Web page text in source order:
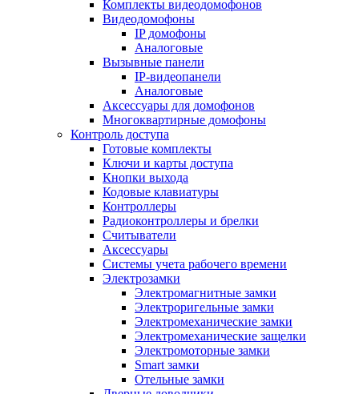
Комплекты видеодомофонов
Видеодомофоны
IP домофоны
Аналоговые
Вызывные панели
IP-видеопанели
Аналоговые
Аксессуары для домофонов
Многоквартирные домофоны
Контроль доступа
Готовые комплекты
Ключи и карты доступа
Кнопки выхода
Кодовые клавиатуры
Контроллеры
Радиоконтроллеры и брелки
Считыватели
Аксессуары
Системы учета рабочего времени
Электрозамки
Электромагнитные замки
Электроригельные замки
Электромеханические замки
Электромеханические защелки
Электромоторные замки
Smart замки
Отельные замки